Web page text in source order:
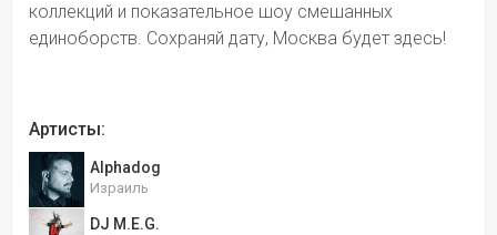
коллекций и показательное шоу смешанных
единоборств. Сохраняй дату, Москва будет здесь!
Артисты:
Alphadog
Израиль
DJ M.E.G.